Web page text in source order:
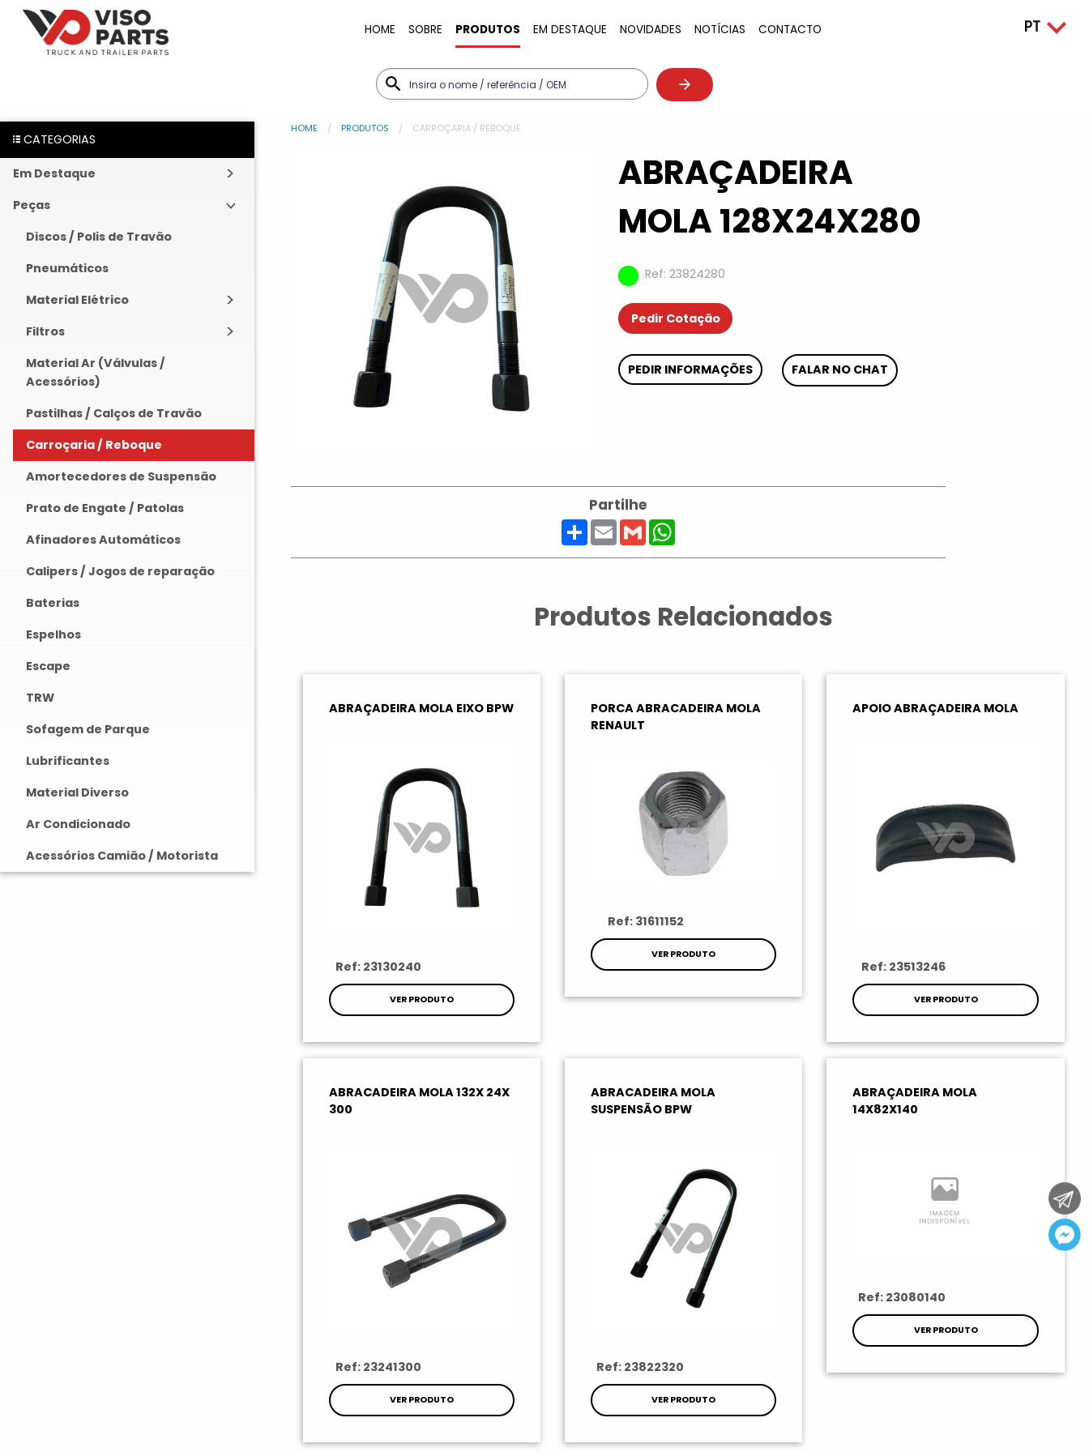
HOME SOBRE PRODUTOS EM DESTAQUE NOVIDADES NOTÍCIAS CONTACTO
CATEGORIAS
Em Destaque
Peças
Discos / Polis de Travão
Pneumáticos
Material Elétrico
Filtros
Material Ar (Válvulas /
Acessórios)
Pastilhas / Calços de Travão
Carroçaria / Reboque
Amortecedores de Suspensão
Prato de Engate / Patolas
Afinadores Automáticos
Calipers / Jogos de reparação
Baterias
Espelhos
Escape
TRW
Sofagem de Parque
Lubrificantes
Material Diverso
Ar Condicionado
Acessórios Camião / Motorista
HOME PRODUTOS CARROÇARIA / REBOQUE
ABRAÇADEIRA
MOLA 128X24X280
Ref: 23824280
Pedir Cotação
PEDIR INFORMAÇÕES FALAR NO CHAT
Partilhe
ShareEmailGmailWhatsApp
Produtos Relacionados
ABRAÇADEIRA MOLA EIXO BPW
Ref: 23130240
VER PRODUTO
PORCA ABRACADEIRA MOLA
RENAULT
Ref: 31611152
VER PRODUTO
APOIO ABRAÇADEIRA MOLA
Ref: 23513246
VER PRODUTO
ABRACADEIRA MOLA 132X 24X
300
Ref: 23241300
VER PRODUTO
ABRACADEIRA MOLA
SUSPENSÃO BPW
Ref: 23822320
VER PRODUTO
ABRAÇADEIRA MOLA
14X82X140
Ref: 23080140
VER PRODUTO